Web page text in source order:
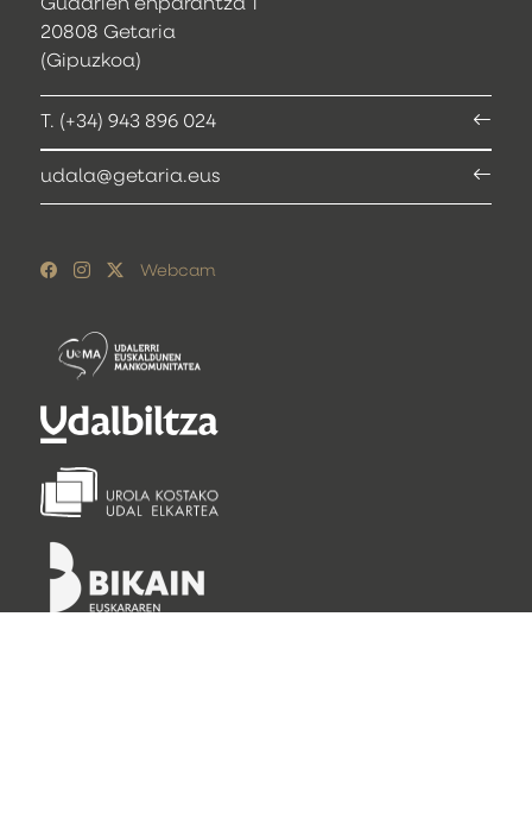
Gudarien enparantza 1
20808 Getaria
(Gipuzkoa)
T. (+34) 943 896 024
udala@getaria.eus
Webcam